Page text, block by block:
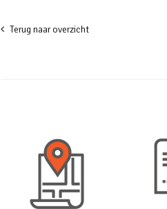
Terug naar overzicht